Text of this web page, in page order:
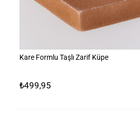
Kare Formlu Taşlı Zarif Küpe
₺499,95